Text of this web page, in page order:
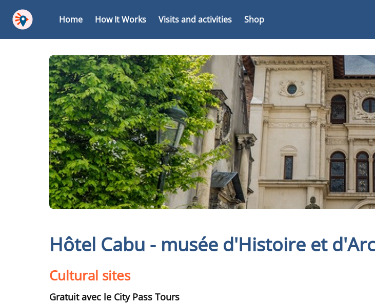
Home How It Works Visits and activities Shop
Hôtel Cabu - musée d'Histoire et
Cultural sites
Gratuit avec le City Pass Tours